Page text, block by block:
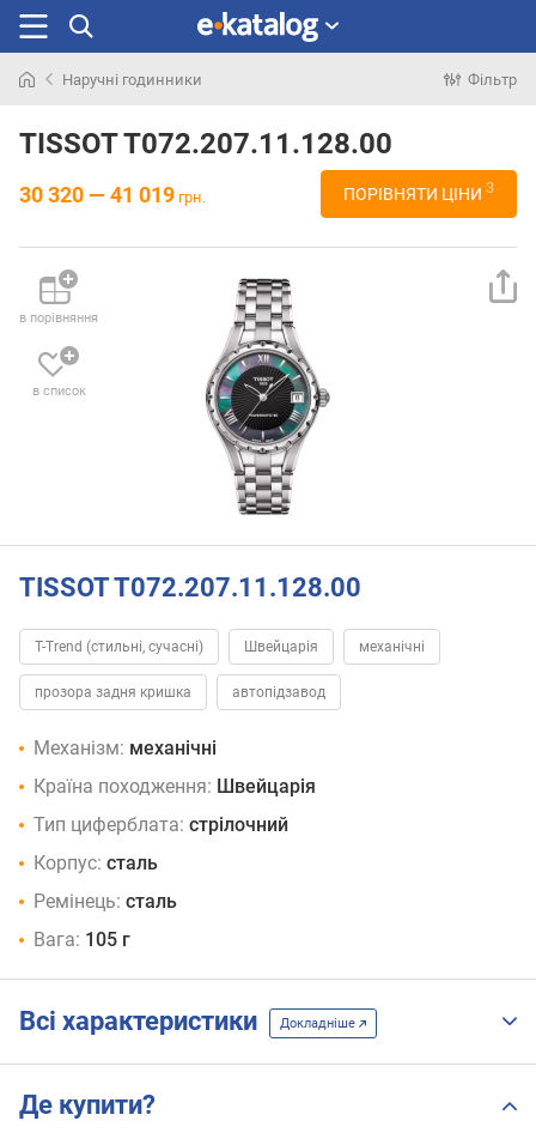
раніше
Наручні годинники Фільтр
TISSOT T072.207.11.128.00
30 320 — 41 019 грн. ПОРІВНЯТИ ЦІНИ 3
в порівняння
в список
TISSOT T072.207.11.128.00
T-Trend (стильні, сучасні) Швейцарія механічні
прозора задня кришка автопідзавод
Механізм: механічні
Країна походження: Швейцарія
Тип циферблата: стрілочний
Корпус: сталь
Ремінець: сталь
Вага: 105 г
Всі характеристики Докладніше
Де купити?